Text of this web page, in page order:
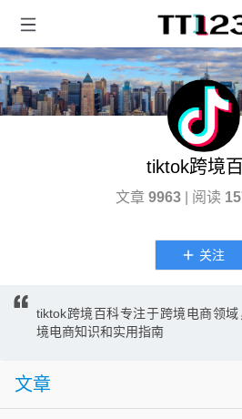
tiktok跨境
文章 9963 | 阅读
关注
tiktok跨境百科专注于跨境电商领
境电商知识和实用指南
文章